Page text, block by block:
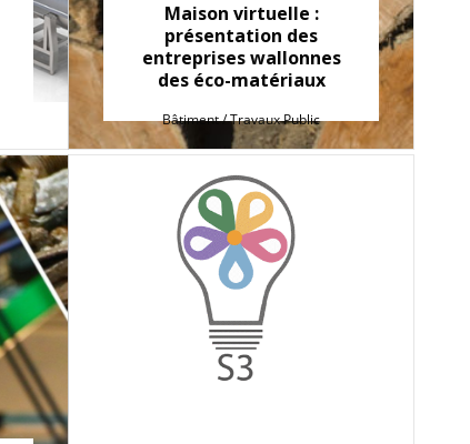
Maison virtuelle :
présentation des
entreprises wallonnes
des éco-matériaux
Bâtiment / Travaux Public